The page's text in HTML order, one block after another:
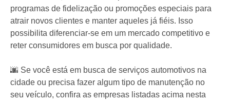
programas de fidelização ou promoções especiais para
atrair novos clientes e manter aqueles já fiéis. Isso
possibilita diferenciar-se em um mercado competitivo e
reter consumidores em busca por qualidade.
🌆 Se você está em busca de serviços automotivos na
cidade ou precisa fazer algum tipo de manutenção no
seu veículo, confira as empresas listadas acima nesta